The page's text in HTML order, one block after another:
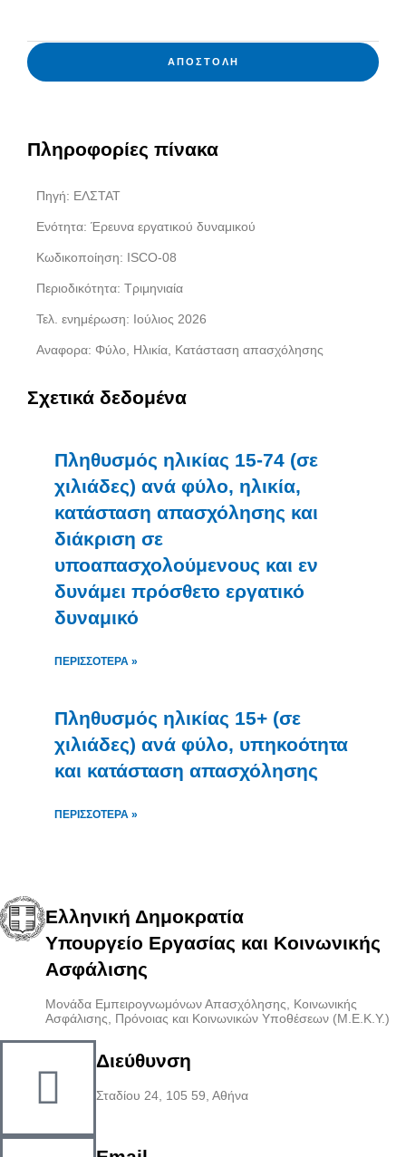
ΑΠΟΣΤΟΛΉ
Πληροφορίες πίνακα
Πηγή: ΕΛΣΤΑΤ
Ενότητα: Έρευνα εργατικού δυναμικού
Κωδικοποίηση: ISCO-08
Περιοδικότητα: Τριμηνιαία
Τελ. ενημέρωση: Ιούλιος 2026
Αναφορα: Φύλο, Ηλικία, Κατάσταση απασχόλησης
Σχετικά δεδομένα
Πληθυσμός ηλικίας 15-74 (σε
χιλιάδες) ανά φύλο, ηλικία,
κατάσταση απασχόλησης και
διάκριση σε
υποαπασχολούμενους και εν
δυνάμει πρόσθετο εργατικό
δυναμικό
ΠΕΡΙΣΣΌΤΕΡΑ »
Πληθυσμός ηλικίας 15+ (σε
χιλιάδες) ανά φύλο, υπηκοότητα
και κατάσταση απασχόλησης
ΠΕΡΙΣΣΌΤΕΡΑ »
Ελληνική Δημοκρατία
Υπουργείο Εργασίας και Κοινωνικής
Ασφάλισης
Μονάδα Εμπειρογνωμόνων Απασχόλησης, Κοινωνικής
Ασφάλισης, Πρόνοιας και Κοινωνικών Υποθέσεων (Μ.Ε.Κ.Υ.)
Διεύθυνση
Σταδίου 24, 105 59, Αθήνα